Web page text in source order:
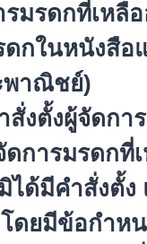
มรดกที่เหลื
ดกในหนังสือ
พาณิชย์)
สั่งตั้งผู้จัดกา
ดการมรดกที่
ได้มีคำสั่งตั้ง
ดยมีข้อกำห